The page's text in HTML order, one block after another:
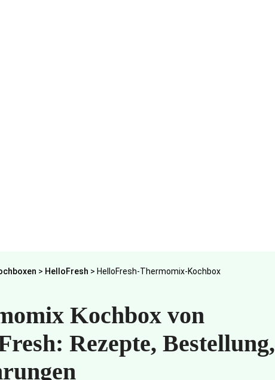
> HelloFresh > HelloFresh-Thermomix-Kochbox
Kochbox von
Rezepte, Bestellung,